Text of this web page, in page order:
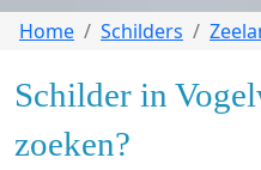
Home Schilders
Schilder in
zoeken?